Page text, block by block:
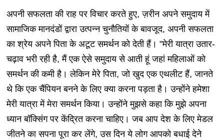
अपनी सफलता की राह पर विचार करते हुए, ज़रीन अपने समुदाय में
सामाजिक मानदंडों द्वारा उत्पन्न चुनौतियों के बावजूद, अपनी सफलता
का श्रेय अपने पिता के अटूट समर्थन को देती हैं। "मेरी यात्रा उतार-
चढ़ाव भरी रही है, मैं एक ऐसे समुदाय से आती हूं जहां महिलाओं को
समर्थन की कमी है। लेकिन मेरे पिता, जो खुद एक एथलीट हैं, जानते
थे कि एक चैंपियन बनने के लिए क्या करना पड़ता है। उन्होंने हमेशा
मेरी यात्रा में मेरा समर्थन किया। उन्होंने मुझसे कहा कि मुझे अपना
ध्यान बॉक्सिंग पर केंद्रित करना चाहिए। जब आप देश के लिए मेडल
जीतने का सपना पूरा कर लेंगे, उस दिन ये लोग आपको बधाई देने